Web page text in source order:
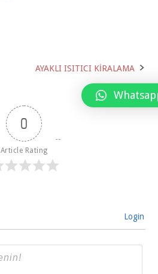
AYAKLI ISITICI KİRALAMA
0
Article Rating
Login